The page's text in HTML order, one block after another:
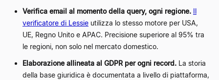
Verifica email al momento della query, ogni regione. Il
verificatore di Lessie utilizza lo stesso motore per USA,
UE, Regno Unito e APAC. Precisione superiore al 95% tra
le regioni, non solo nel mercato domestico.
Elaborazione allineata al GDPR per ogni record. La storia
della base giuridica è documentata a livello di piattaforma,